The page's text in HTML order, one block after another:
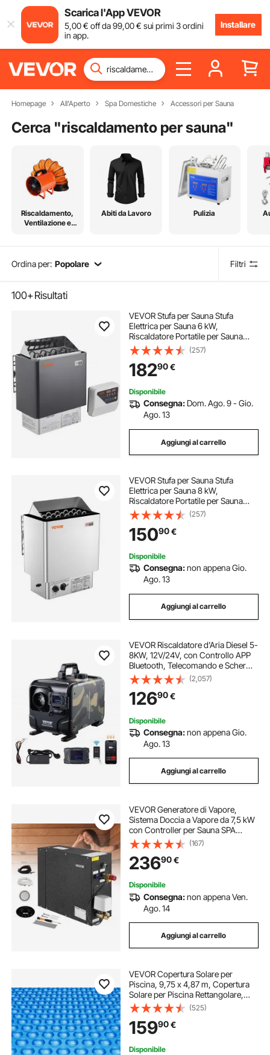
Scarica l'App VEVOR
5,00€ off da99,00€ sui primi 3 ordini
in app.
Installare
Homepage All'Aperto Spa Domestiche Accessori per Sauna
Cerca "riscaldamento per sauna"
Riscaldamento,
Ventilazione e
Abiti da Lavoro Pulizia
Ordina per: Popolare Filtri
100+Risultati
VEVOR Stufa per Sauna Stufa
Elettrica per Sauna 6 kW,
Riscaldatore Portatile per Sauna
Interno/Esterno 400 V 3 N con
Timer da 3 Ore con Regolatore
Digitale Uso Domestico 5-9 m³ Spa
Commerciale Hotel
(257)
18290€
Disponibile
Consegna: Dom. Ago. 9 - Gio.
Ago. 13
Aggiungi al carrello
VEVOR Stufa per Sauna Stufa
Elettrica per Sauna 8 kW,
Riscaldatore Portatile per Sauna
Interno/Esterno 400 V 3 N con
Timer da 3 Ore Controllo Integrato
Uso Domestico Commerciale 8-12
m³ Acciaio Inox
(257)
15090€
Disponibile
Consegna:non appena Gio.
Ago. 13
Aggiungi al carrello
VEVOR Riscaldatore d'Aria Diesel 5-
8KW, 12V/24V, con Controllo APP
Bluetooth, Telecomando e Schermo
di Visualizzazione, Allarme CO,
Riscaldatore Diesel a Riscaldamento
Portatile per Veicoli e Garage
(2,057)
12690€
Disponibile
Consegna:non appena Gio.
Ago. 13
Aggiungi al carrello
VEVOR Generatore di Vapore,
Sistema Doccia a Vapore da 7,5 kW
con Controller per Sauna SPA
Domestica, Kit di Scarico
Automatico Commerciale,
Funzionamento a Secco e
Sovrapressione, Nero
(167)
23690€
Disponibile
Consegna:non appena Ven.
Ago. 14
Aggiungi al carrello
VEVOR Copertura Solare per
Piscina, 9,75 x 4,87 m, Copertura
Solare per Piscina Rettangolare,
Spessore 0,4 mm, Protezione per
Piscina per Piscina Interrata Fuori
Terra, per Riscaldamento Acqua,
Blu
(525)
15990€
Disponibile